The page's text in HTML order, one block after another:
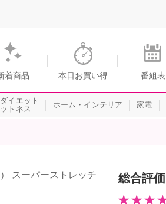
ップチャンネル
着商品 本日お買い得 番組表
イエット
トネス
ホーム・インテリア 家電
スーパーストレッチ
総合評価